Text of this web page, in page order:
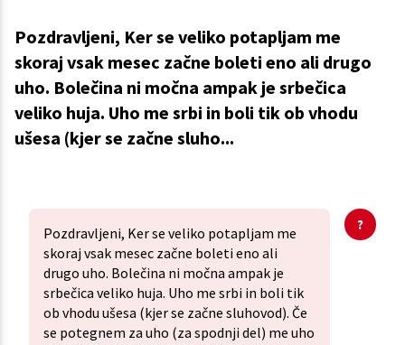
Pozdravljeni, Ker se veliko potapljam me
skoraj vsak mesec začne boleti eno ali drugo
uho. Bolečina ni močna ampak je srbečica
veliko huja. Uho me srbi in boli tik ob vhodu
ušesa (kjer se začne sluho...
Pozdravljeni, Ker se veliko potapljam me
skoraj vsak mesec začne boleti eno ali
drugo uho. Bolečina ni močna ampak je
srbečica veliko huja. Uho me srbi in boli tik
ob vhodu ušesa (kjer se začne sluhovod). Če
se potegnem za uho (za spodnji del) me uho